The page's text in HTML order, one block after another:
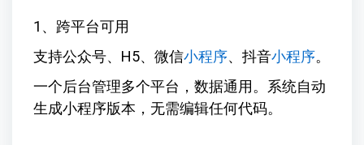
1、跨平台可用
支持公众号、H5、微信小程序、抖音小程序。
一个后台管理多个平台，数据通用。系统自动
生成小程序版本，无需编辑任何代码。